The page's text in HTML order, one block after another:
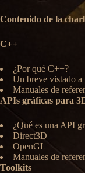
Contenido de la
C++
¿Por qué C++?
Un breve vistado a
Manuales de
APIs gráficas para
¿Qué es una API
Direct3D
OpenGL
Manuales de
Toolkits